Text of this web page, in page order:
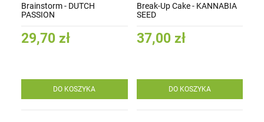
Brainstorm - DUTCH
PASSION
29,70 zł
DO KOSZYKA
Break-Up Cake - KANNABIA
SEED
37,00 zł
DO KOSZYKA